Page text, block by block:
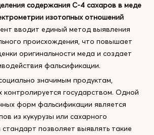
содержания С-4 сахаров в меде
изотопных отношений
вводит единый метод выявления
происхождения, что повышает
оригинальности меда и создает
фальсификации.
значимым продуктам,
контролируется государством. Одной
форм фальсификации является
из кукурузы или сахарного
позволяет выявлять такие